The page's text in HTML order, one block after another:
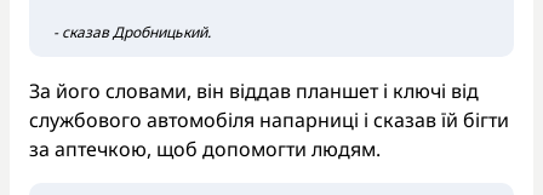
- сказав Дробницький.
За його словами, він віддав планшет і ключі від
службового автомобіля напарниці і сказав їй бігти
за аптечкою, щоб допомогти людям.